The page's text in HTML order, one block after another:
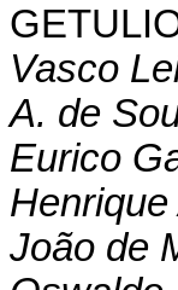
Vasco
A. de
Eurico
João de